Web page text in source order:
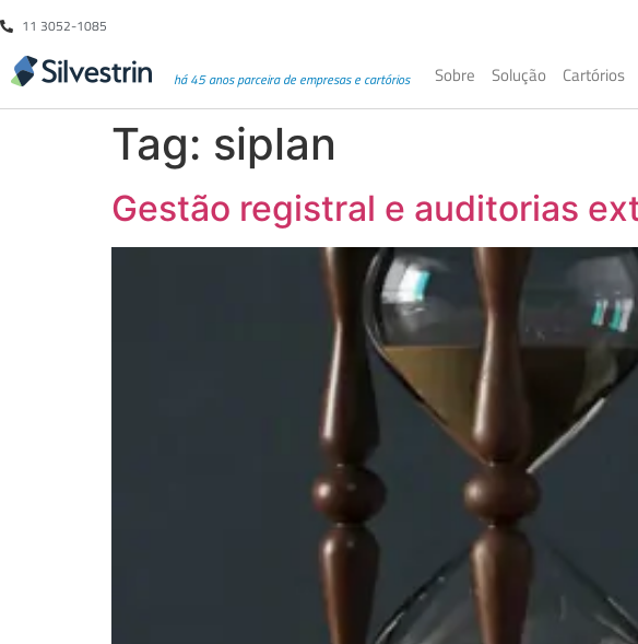
11 3052-1085
há 45 anos parceira de empresas e cartórios Sobre Solução Cartórios
Tag: siplan
Gestão registral e auditorias